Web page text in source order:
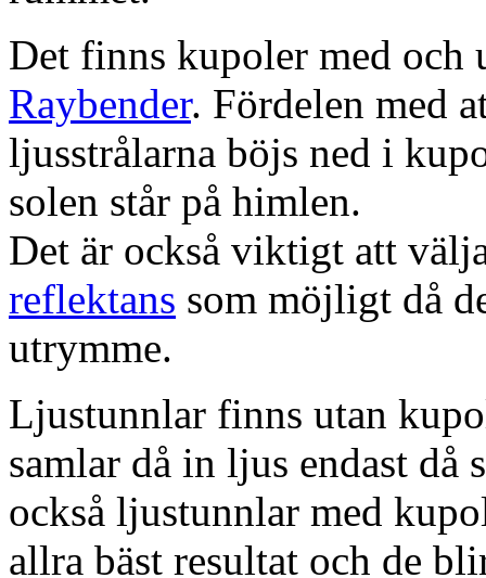
Det finns kupoler med och
Raybender. Fördelen med
ljusstrålarna böjs ned i
solen står på himlen.
Det är också viktigt att
reflektans som möjligt då
utrymme.
Ljustunnlar finns utan
samlar då in ljus endast då
också ljustunnlar med
allra bäst resultat och de